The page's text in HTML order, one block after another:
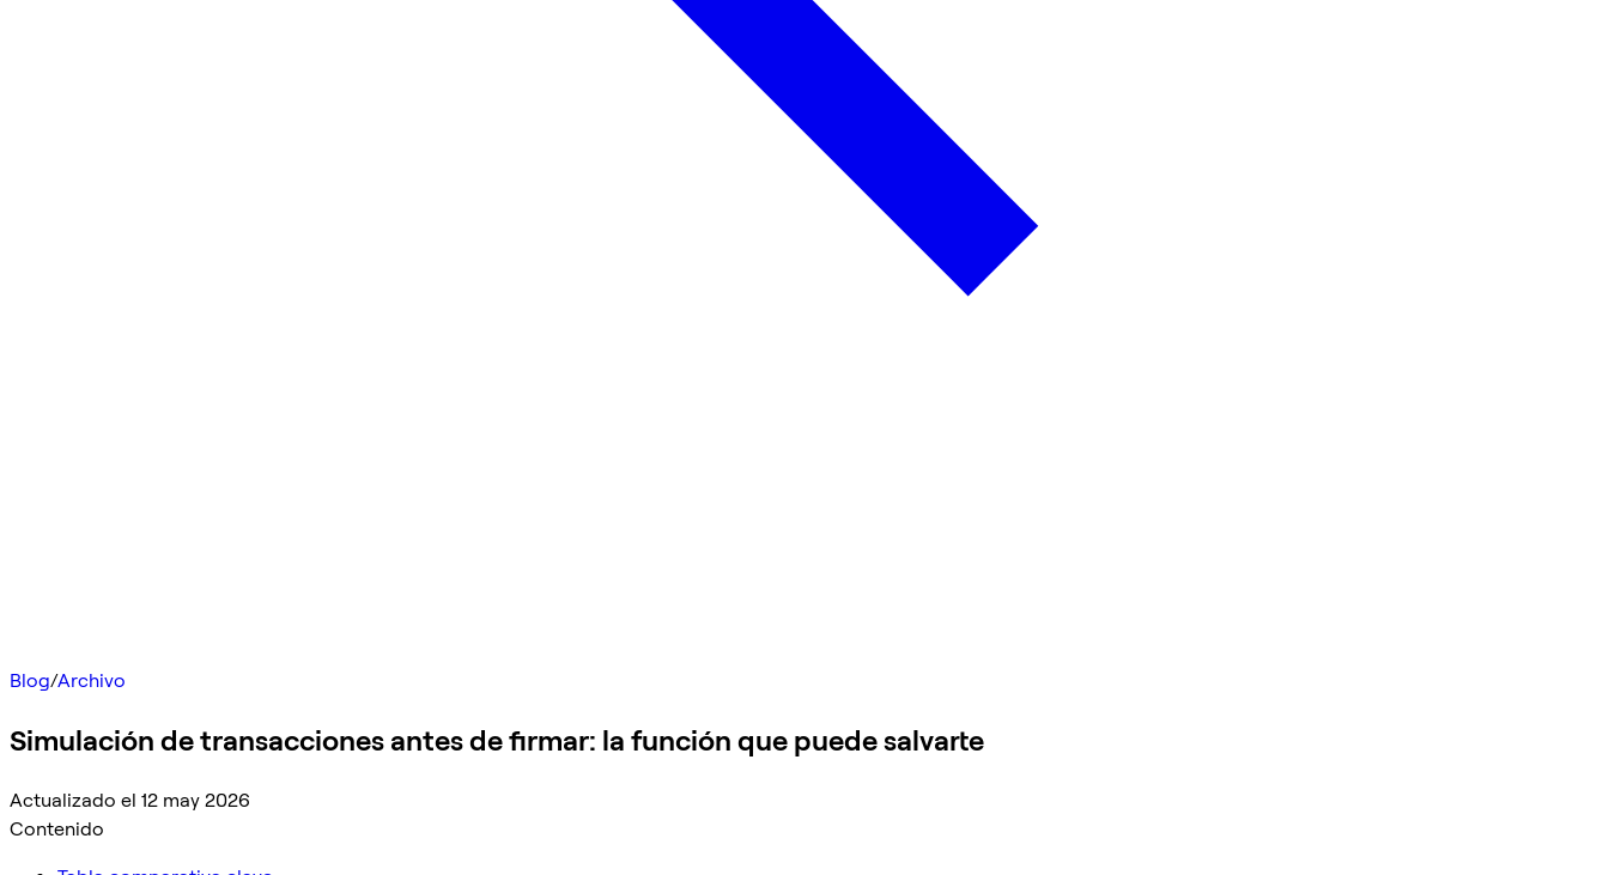
Blog/Archivo
Simulación de transacciones antes de firmar: la función que puede salvarte
Actualizado el 12 may 2026
Contenido